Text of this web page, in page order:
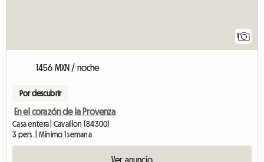
1
1456 MXN / noche
Por descubrir
En el corazón de la Provenza
Casa entera | Cavaillon (84300)
3 pers. | Mínimo 1 semana
Ver anuncio